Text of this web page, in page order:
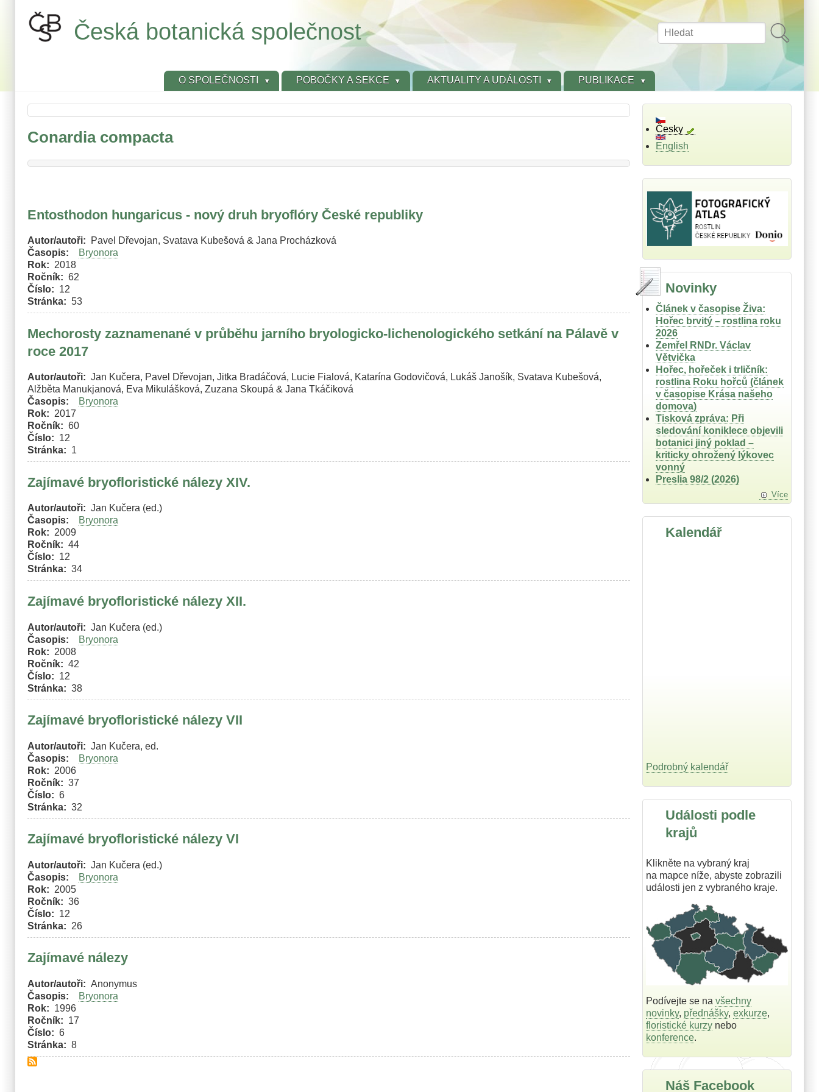
hlavnímu
Hledat
Česká botanická společnost
O SPOLEČNOSTI POBOČKY A SEKCE AKTUALITY A UDÁLOSTI PUBLIKACE
Conardia compacta
Entosthodon hungaricus - nový druh bryoflóry České republiky
Autor/autoři
Pavel Dřevojan, Svatava Kubešová & Jana Procházková
Časopis
Bryonora
Rok
2018
Ročník
62
Číslo
12
Stránka
53
Mechorosty zaznamenané v průběhu jarního bryologicko-lichenologického setkání na Pálavě v
roce 2017
Autor/autoři
Jan Kučera, Pavel Dřevojan, Jitka Bradáčová, Lucie Fialová, Katarína Godovičová, Lukáš Janošík, Svatava Kubešová,
Alžběta Manukjanová, Eva Mikulášková, Zuzana Skoupá & Jana Tkáčiková
Časopis
Bryonora
Rok
2017
Ročník
60
Číslo
12
Stránka
1
Zajímavé bryofloristické nálezy XIV.
Autor/autoři
Jan Kučera (ed.)
Časopis
Bryonora
Rok
2009
Ročník
44
Číslo
12
Stránka
34
Zajímavé bryofloristické nálezy XII.
Autor/autoři
Jan Kučera (ed.)
Časopis
Bryonora
Rok
2008
Ročník
42
Číslo
12
Stránka
38
Zajímavé bryofloristické nálezy VII
Autor/autoři
Jan Kučera, ed.
Časopis
Bryonora
Rok
2006
Ročník
37
Číslo
6
Stránka
32
Zajímavé bryofloristické nálezy VI
Autor/autoři
Jan Kučera (ed.)
Časopis
Bryonora
Rok
2005
Ročník
36
Číslo
12
Stránka
26
Zajímavé nálezy
Autor/autoři
Anonymus
Časopis
Bryonora
Rok
1996
Ročník
17
Číslo
6
Stránka
8
Česky
English
Novinky
Článek v časopise Živa:
Hořec brvitý – rostlina roku
2026
Zemřel RNDr. Václav
Větvička
Hořec, hořeček i trličník:
rostlina Roku hořců (článek
v časopise Krása našeho
domova)
Tisková zpráva: Při
sledování koniklece objevili
botanici jiný poklad –
kriticky ohrožený lýkovec
vonný
Preslia 98/2 (2026)
Více
Kalendář
Podrobný kalendář
Události podle
krajů
Klikněte na vybraný kraj
na mapce níže, abyste zobrazili
události jen z vybraného kraje.
Podívejte se na všechny
novinky, přednášky, exkurze,
floristické kurzynebo
konference.
Náš Facebook